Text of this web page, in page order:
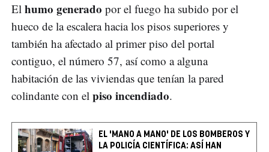
El humo generado por el fuego ha subido por el
hueco de la escalera hacia los pisos superiores y
también ha afectado al primer piso del portal
contiguo, el número 57, así como a alguna
habitación de las viviendas que tenían la pared
colindante con el piso incendiado.
EL 'MANO A MANO' DE LOS BOMBEROS Y
LA POLICÍA CIENTÍFICA: ASÍ HAN